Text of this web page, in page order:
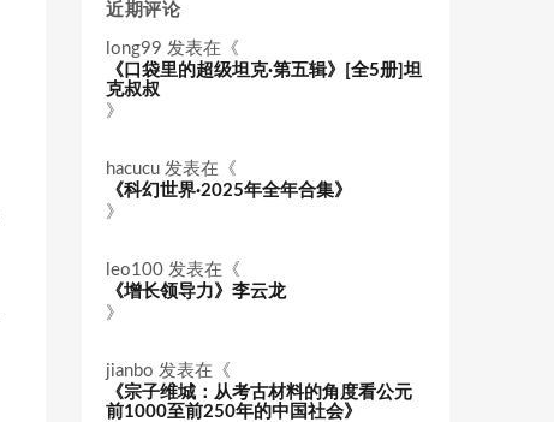
近期评论
long99 发表在《
《口袋里的超级坦克·第五辑》[全5册]坦
克叔叔
》
hacucu 发表在《
《科幻世界·2025年全年合集》
》
leo100 发表在《
《增长领导力》李云龙
》
jianbo 发表在《
《宗子维城：从考古材料的角度看公元
前1000至前250年的中国社会》